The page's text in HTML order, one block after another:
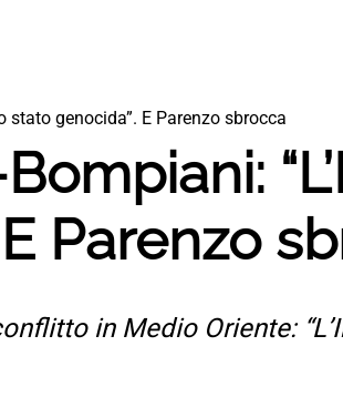
stato genocida”. E Parenzo sbrocca
Parenzo
in Medio Oriente: